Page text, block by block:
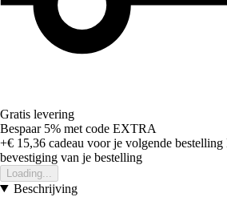
Gratis levering
Bespaar 5% met code EXTRA
+€ 15,36 cadeau voor je volgende bestelling
bevestiging van je bestelling
Loading...
Beschrijving